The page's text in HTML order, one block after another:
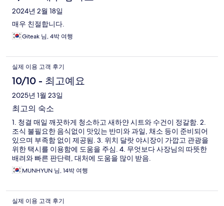
2024년 2월 18일
매우 친절합니다.
Giteak 님, 4박 여행
실제 이용 고객 후기
10/10 - 최고예요
2025년 1월 23일
최고의 숙소
1. 청결 매일 깨끗하게 청소하고 새하얀 시트와 수건이 정갈함. 2.
조식 불필요한 음식없이 맛있는 반미와 과일, 채소 등이 준비되어
있으며 부족함 없이 제공됨. 3. 위치 달랏 야시장이 가깝고 관광을
위한 택시를 이용함에 도움을 주심. 4. 무엇보다 사장님의 따뜻한
배려와 빠른 판단력, 대처에 도움을 많이 받음.
MUNHYUN 님, 14박 여행
실제 이용 고객 후기